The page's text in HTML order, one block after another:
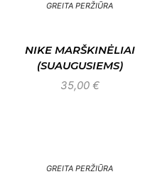
GREITA PERŽIŪRA
NIKE MARŠKINĖLIAI
(SUAUGUSIEMS)
35,00 €
GREITA PERŽIŪRA